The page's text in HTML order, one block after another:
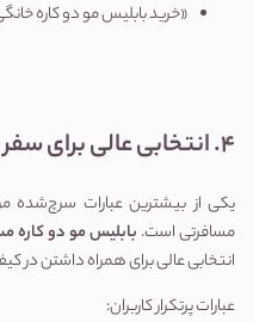
«خرید بابلیس مو دو کاره
4. انتخابی عالی برای سفر و استفاده روزمره
مسافرتی است. بابلیس مو دو کاره
انتخابی عالی برای همراه داشتن در
عبارات پرتکرار کاربران: